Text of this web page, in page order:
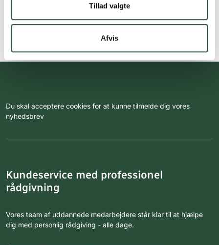
Tillad valgte
Afvis
Du skal acceptere cookies for at kunne tilmelde dig vores
nyhedsbrev
Kundeservice med professionel
rådgivning
Vores team af uddannede medarbejdere står klar til at hjælpe
dig med personlig rådgiving - alle dage.